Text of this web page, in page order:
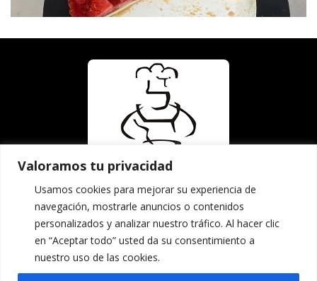
Valoramos tu privacidad
Usamos cookies para mejorar su experiencia de
navegación, mostrarle anuncios o contenidos
personalizados y analizar nuestro tráfico. Al hacer clic
en “Aceptar todo” usted da su consentimiento a
nuestro uso de las cookies.
Calle Albalat, 75
46680 Algemesí (Valencia)
Aviso Legal
- Política de Privacidad